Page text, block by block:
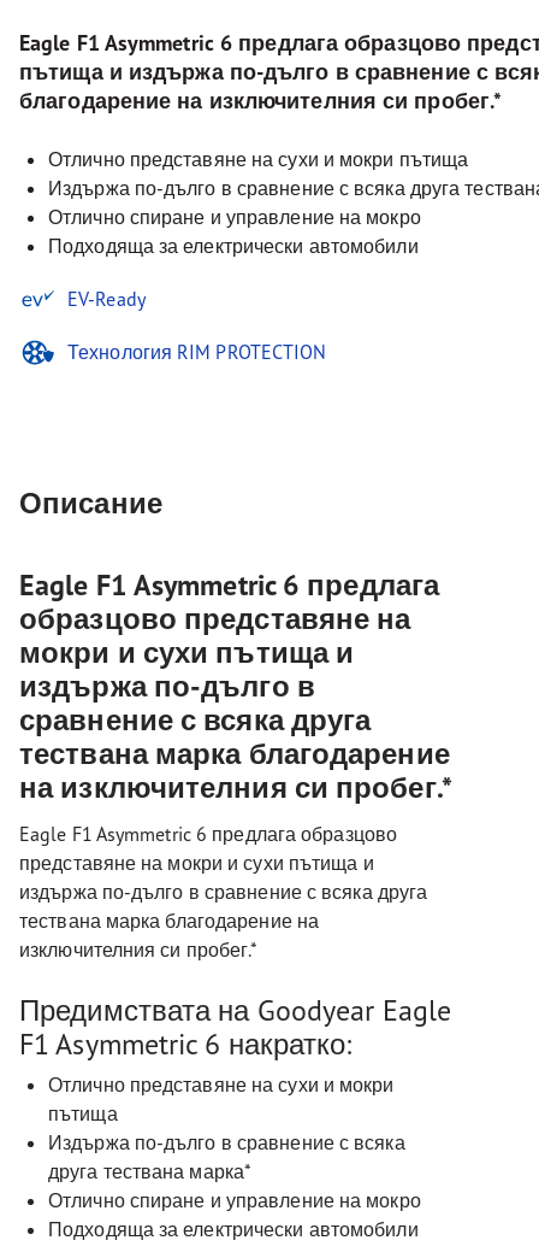
Eagle F1 Asymmetric 6 предлага образцово
пътища и издържа по-дълго в сравнение с
благодарение на изключителния си пробег.*
Отлично представяне на сухи и мокри пътища
Издържа по-дълго в сравнение с всяка друга
Отлично спиране и управление на мокро
Подходяща за електрически автомобили
EV-Ready
Технология RIM PROTECTION
Описание
Eagle F1 Asymmetric 6 предлага
образцово представяне на
мокри и сухи пътища и
издържа по-дълго в
сравнение с всяка друга
тествана марка благодарение
на изключителния си пробег.*
Eagle F1 Asymmetric 6 предлага образцово
представяне на мокри и сухи пътища и
издържа по-дълго в сравнение с всяка друга
тествана марка благодарение на
изключителния си пробег.*
Предимствата на Goodyear Eagle
F1 Asymmetric 6 накратко:
Отлично представяне на сухи и мокри
пътища
Издържа по-дълго в сравнение с всяка
друга тествана марка*
Отлично спиране и управление на мокро
Подходяща за електрически автомобили